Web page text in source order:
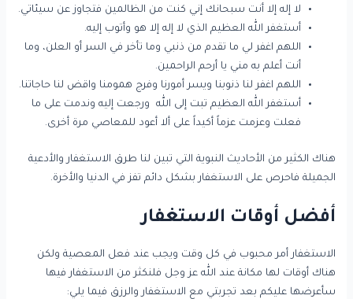
لا إله إلا أنت سبحانك إني كنت من الظالمين فتجاوز عن سيئاتي.
أستغفر الله العظيم الذي لا إله إلا هو وأتوب إليه.
اللهم اغفر لي ما تقدم من ذنبي وما تأخر في السر أو العلن، وما
أنت أعلم به مني يا أرحم الراحمين.
اللهم اغفر لنا ذنوبنا ويسر أمورنا وفرج همومنا واقض لنا حاجاتنا.
أستغفر الله العظيم تبت إلى الله ورجعت إليه وندمت على ما
فعلت وعزمت عزماً أكيداً على ألا أعود للمعاصي مرة أخرى.
هناك الكثير من الأحاديث النبوية التي تبين لنا طرق الاستغفار والأدعية
الجميلة فاحرص على الاستغفار بشكل دائم تفز في الدنيا والأخرة.
أفضل أوقات الاستغفار
الاستغفار أمر محبوب في كل وقت ويجب عند فعل المعصية ولكن
هناك أوقات لها مكانة عند الله عز وجل فلنكثر من الاستغفار فيها
سأعرضها عليكم بعد تجربتي مع الاستغفار والرزق فيما يلي: